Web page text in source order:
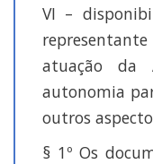
VI –
atuação da
autonomia
outros
§ 1º Os